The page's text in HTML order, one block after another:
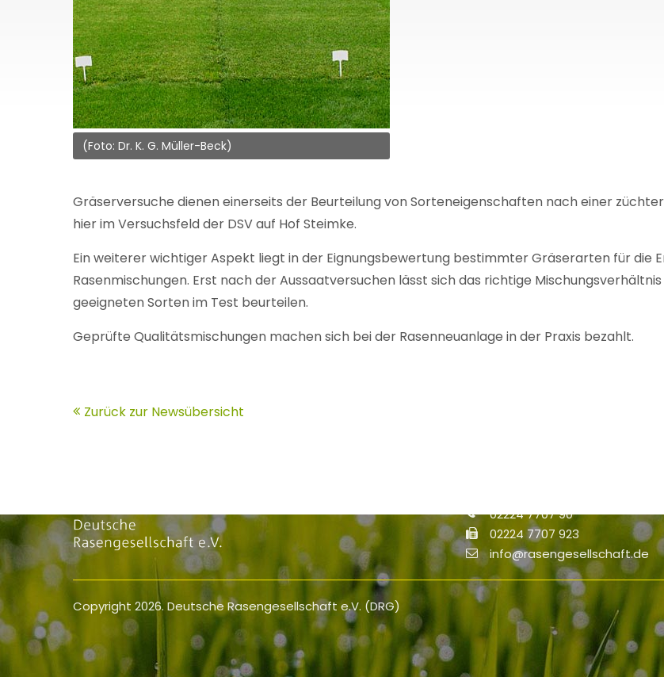
(Foto: Dr. K. G. Müller-Beck)
Gräserversuche dienen einerseits der Beurteilung von Sorteneigenschaften nach einer
hier im Versuchsfeld der DSV auf Hof Steimke.
Ein weiterer wichtiger Aspekt liegt in der Eignungsbewertung bestimmter Gräserarten für die
Rasenmischungen. Erst nach der Aussaatversuchen lässt sich das richtige
geeigneten Sorten im Test beurteilen.
Geprüfte Qualitätsmischungen machen sich bei der Rasenneuanlage in der Praxis bezahlt.
Zurück zur Newsübersicht
02224 7707 90
02224 7707 923
info@rasengesellschaft.de
Copyright 2026. Deutsche Rasengesellschaft e.V. (DRG)